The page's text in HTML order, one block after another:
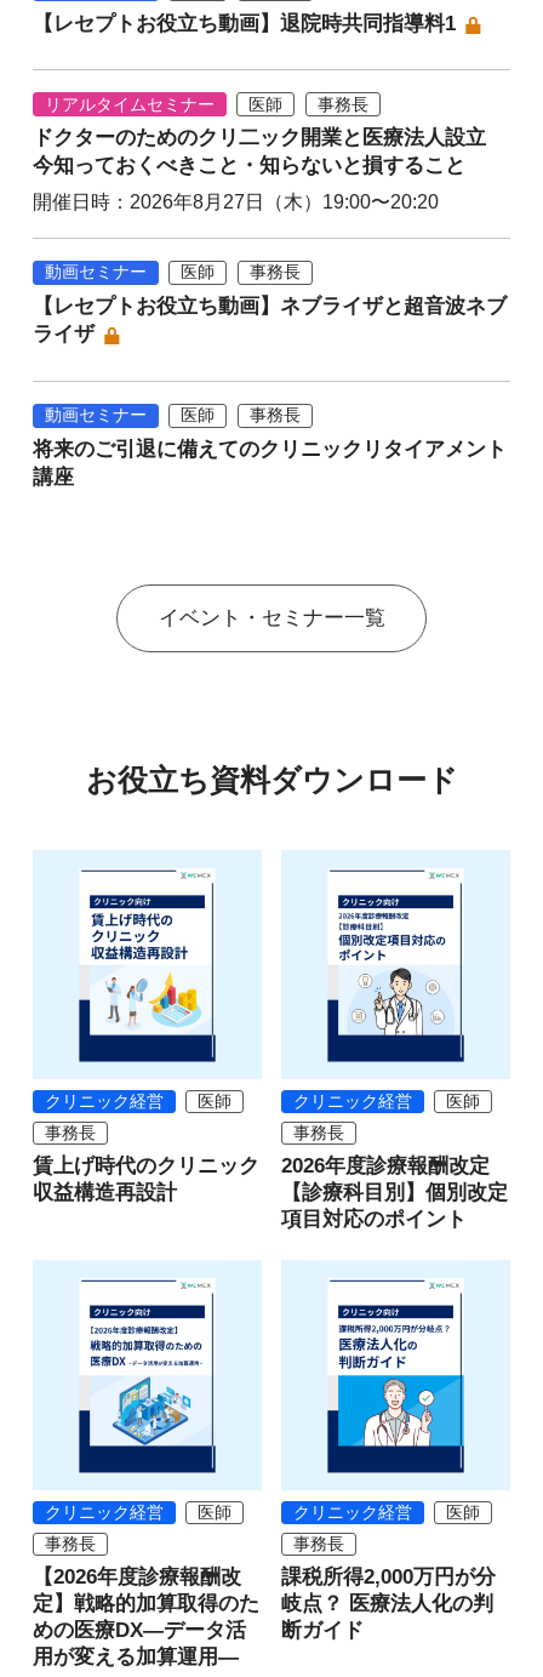
【レセプトお役立ち動画】退院時共同指導料1
リアルタイムセミナー 医師 事務長
ドクターのためのクリ二ック開業と医療法人設立
今知っておくべきこと・知らないと損すること
開催日時：2026年8月27日（木）19:00〜20:20
動画セミナー 医師 事務長
【レセプトお役立ち動画】ネブライザと超音波ネブ
ライザ
動画セミナー 医師 事務長
将来のご引退に備えてのクリニックリタイアメント
講座
イベント・セミナー一覧
お役立ち資料ダウンロード
クリニック経営
医師
事務長
賃上げ時代のクリニック
収益構造再設計
クリニック経営
医師
事務長
2026年度診療報酬改定
【診療科目別】個別改定
項目対応のポイント
クリニック経営
医師
事務長
【2026年度診療報酬改
定】戦略的加算取得のた
めの医療DX―データ活
用が変える加算運用―
クリニック経営
医師
事務長
課税所得2,000万円が分
岐点？ 医療法人化の判
断ガイド